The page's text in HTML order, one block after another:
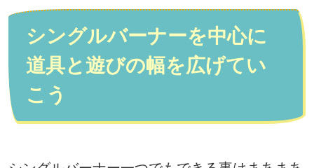
シングルバーナーを中心に
道具と遊びの幅を広げてい
こう